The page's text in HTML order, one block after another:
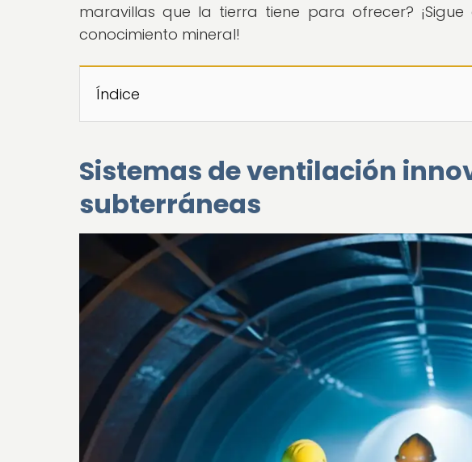
maravillas que la tierra tiene para ofrecer?
conocimiento mineral!
Índice
Sistemas de ventilación
subterráneas